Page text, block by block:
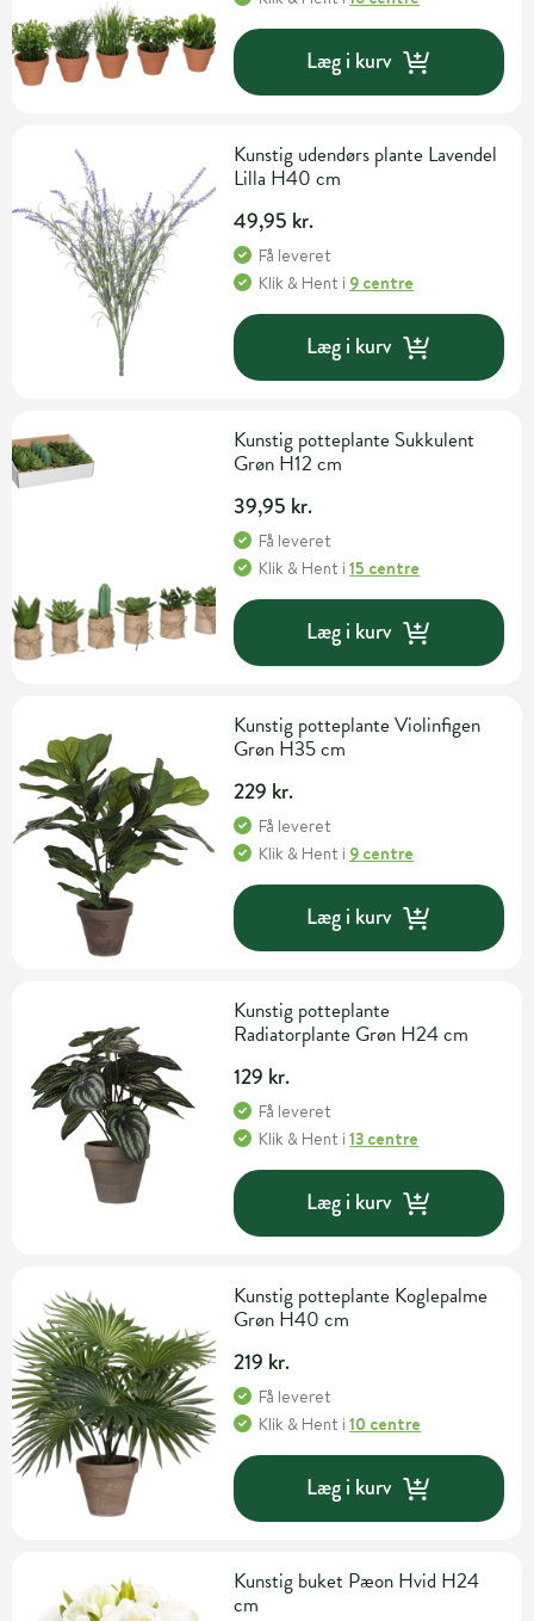
Læg i kurv
Kunstig udendørs plante Lavendel
Lilla H40 cm
49,95 kr.
Få leveret
Klik & Hent i 9 centre
Læg i kurv
Kunstig potteplante Sukkulent
Grøn H12 cm
39,95 kr.
Få leveret
Klik & Hent i15 centre
Læg i kurv
Kunstig potteplante Violinfigen
Grøn H35 cm
229 kr.
Få leveret
Klik & Hent i 9 centre
Læg i kurv
Kunstig potteplante
Radiatorplante Grøn H24 cm
129 kr.
Få leveret
Klik & Hent i13 centre
Læg i kurv
Kunstig potteplante Koglepalme
Grøn H40 cm
219 kr.
Få leveret
Klik & Hent i10 centre
Læg i kurv
Kunstig buket Pæon Hvid H24
cm